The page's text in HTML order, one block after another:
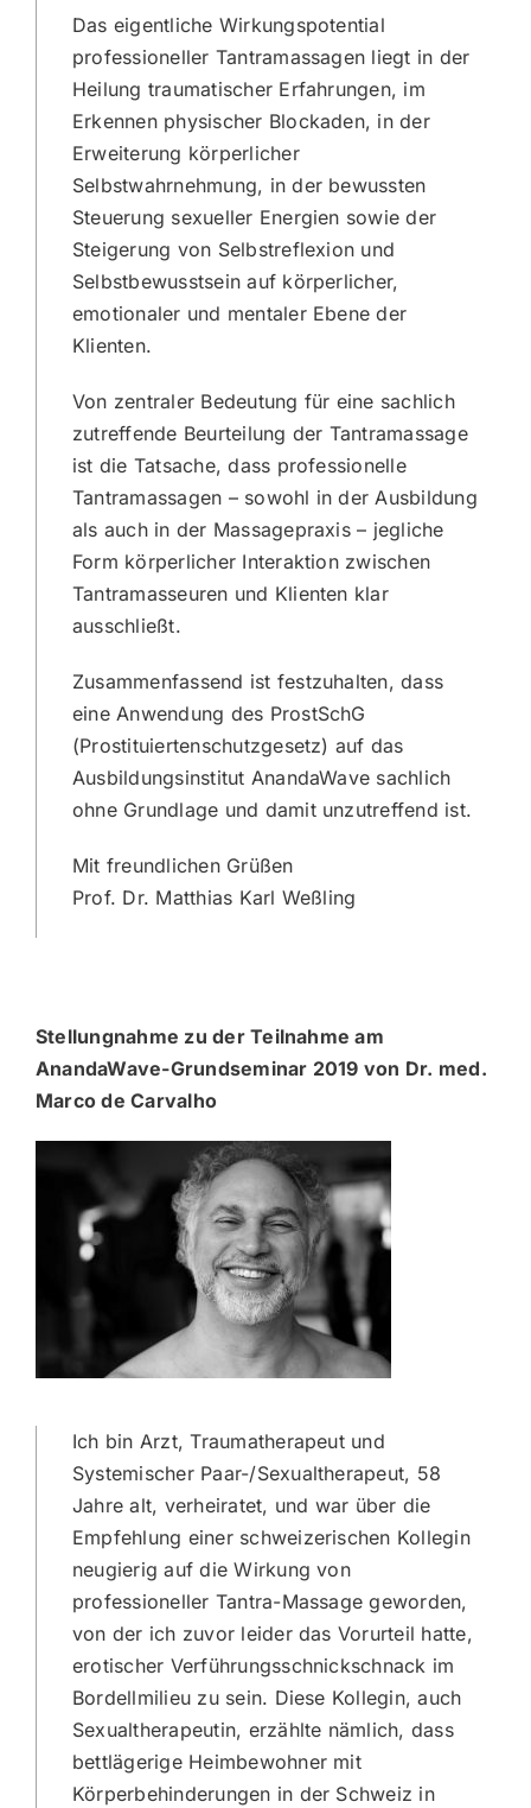
Das eigentliche Wirkungspotential
professioneller Tantramassagen liegt in der
Heilung traumatischer Erfahrungen, im
Erkennen physischer Blockaden, in der
Erweiterung körperlicher
Selbstwahrnehmung, in der bewussten
Steuerung sexueller Energien sowie der
Steigerung von Selbstreflexion und
Selbstbewusstsein auf körperlicher,
emotionaler und mentaler Ebene der
Klienten.
Von zentraler Bedeutung für eine sachlich
zutreffende Beurteilung der Tantramassage
ist die Tatsache, dass professionelle
Tantramassagen – sowohl in der Ausbildung
als auch in der Massagepraxis – jegliche
Form körperlicher Interaktion zwischen
Tantramasseuren und Klienten klar
ausschließt.
Zusammenfassend ist festzuhalten, dass
eine Anwendung des ProstSchG
(Prostituiertenschutzgesetz) auf das
Ausbildungsinstitut AnandaWave sachlich
ohne Grundlage und damit unzutreffend ist.
Mit freundlichen Grüßen
Prof. Dr. Matthias Karl Weßling
Stellungnahme zu der Teilnahme am
AnandaWave-Grundseminar 2019 von Dr. med.
Marco de Carvalho
Ich bin Arzt, Traumatherapeut und
Systemischer Paar-/Sexualtherapeut, 58
Jahre alt, verheiratet, und war über die
Empfehlung einer schweizerischen Kollegin
neugierig auf die Wirkung von
professioneller Tantra-Massage geworden,
von der ich zuvor leider das Vorurteil hatte,
erotischer Verführungsschnickschnack im
Bordellmilieu zu sein. Diese Kollegin, auch
Sexualtherapeutin, erzählte nämlich, dass
bettlägerige Heimbewohner mit
Körperbehinderungen in der Schweiz in